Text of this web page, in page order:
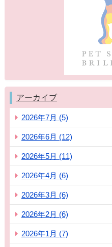
アーカイブ
2026年7月 (5)
2026年6月 (12)
2026年5月 (11)
2026年4月 (6)
2026年3月 (6)
2026年2月 (6)
2026年1月 (7)